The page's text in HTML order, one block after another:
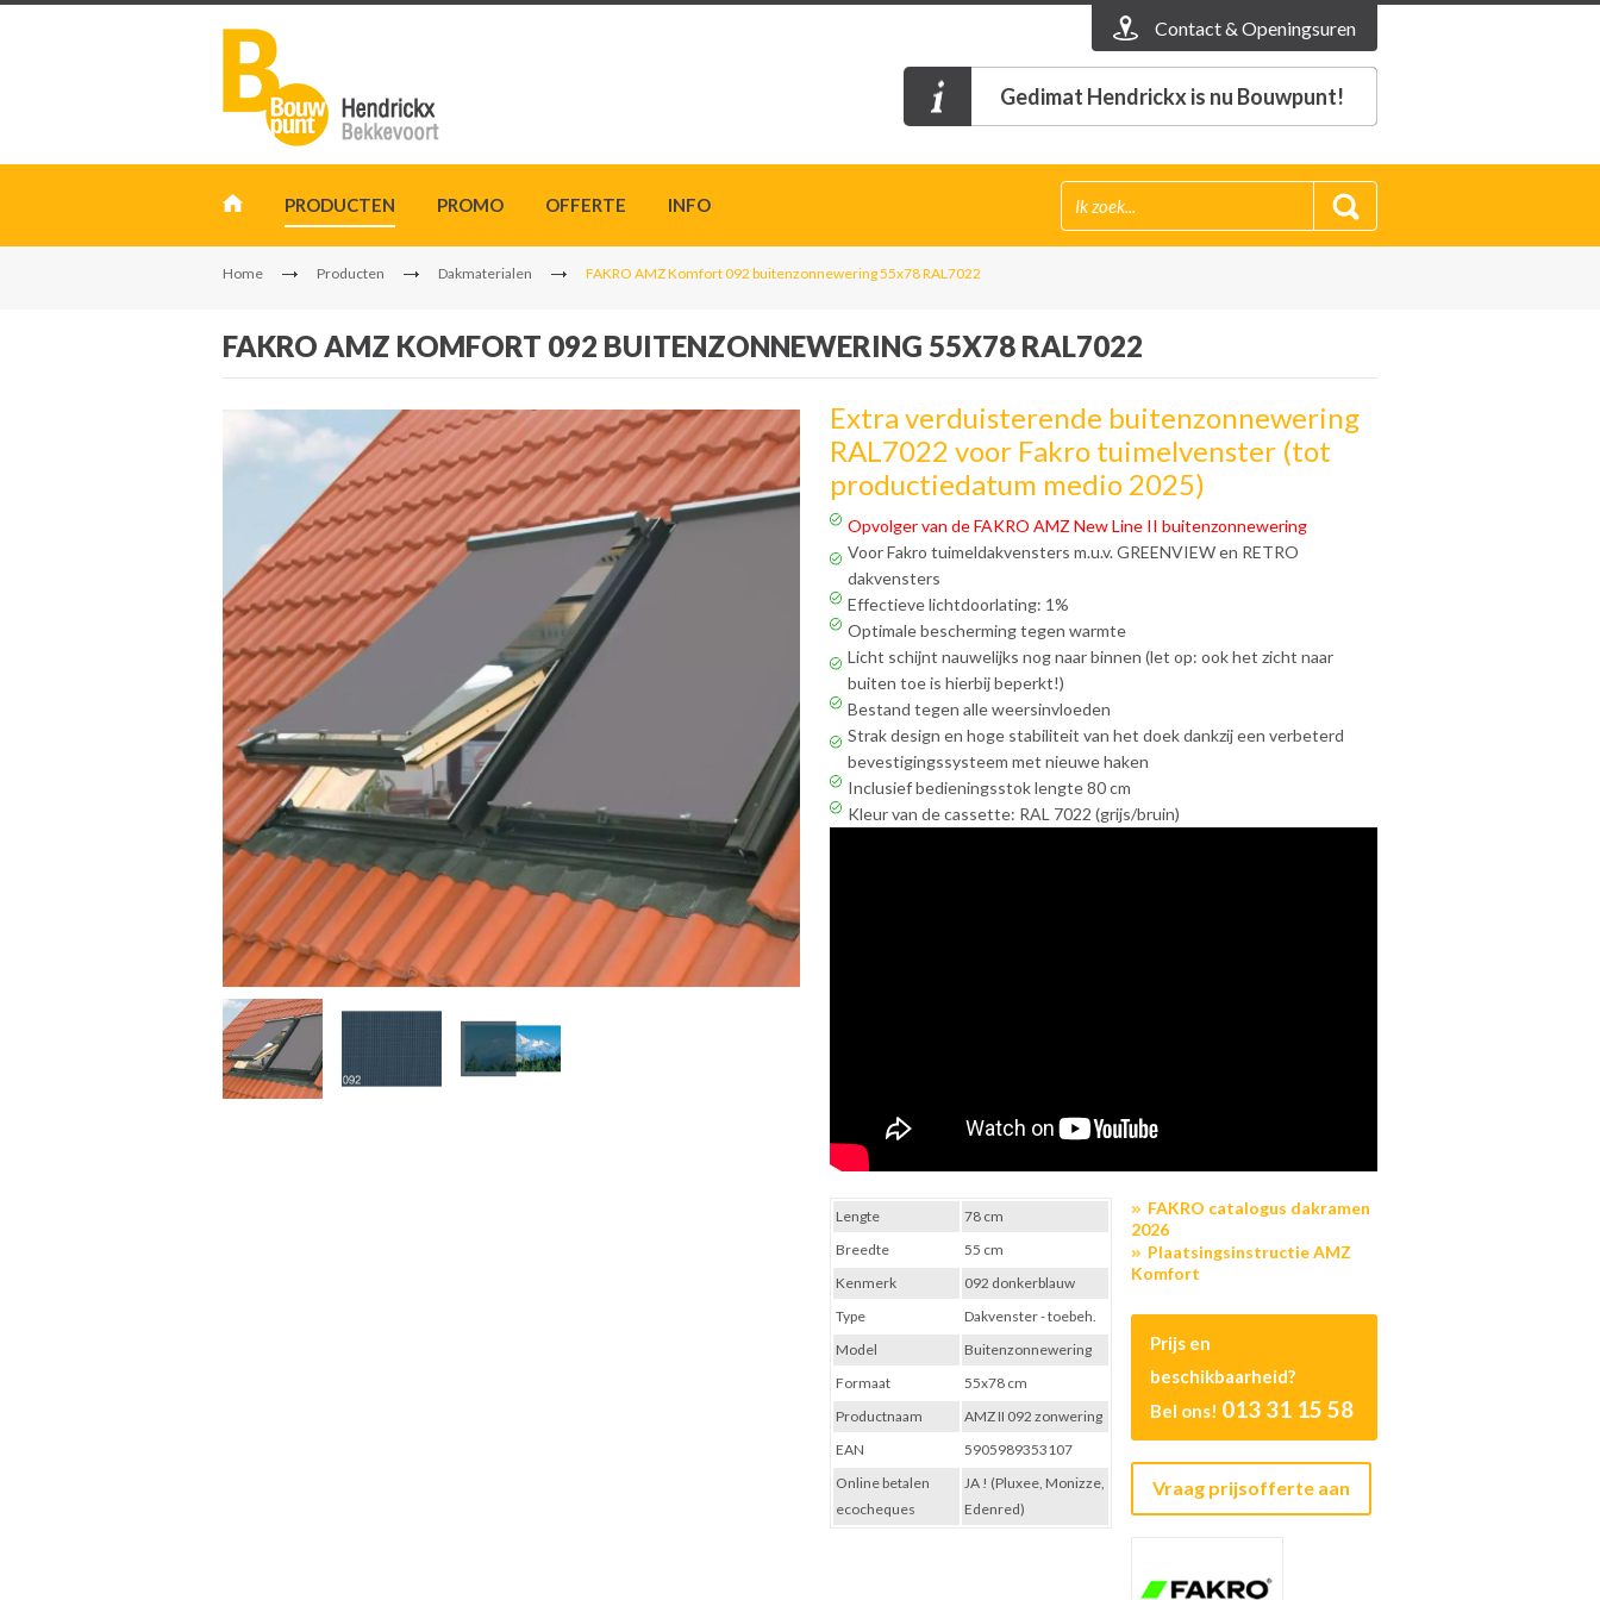
Contact & Openingsuren
Gedimat Hendrickx is nu Bouwpunt!
PRODUCTEN PROMO OFFERTE INFO
Home Producten Dakmaterialen FAKRO AMZ Komfort 092 buitenzonnewering 55x78 RAL7022
FAKRO AMZ KOMFORT 092 BUITENZONNEWERING 55X78 RAL7022
Extra verduisterende buitenzonnewering
RAL7022 voor Fakro tuimelvenster (tot
productiedatum medio 2025)
Opvolger van de FAKRO AMZ New Line II buitenzonnewering
Voor Fakro tuimeldakvensters m.u.v. GREENVIEW en RETRO
dakvensters
Effectieve lichtdoorlating: 1%
Optimale bescherming tegen warmte
Licht schijnt nauwelijks nog naar binnen (let op: ook het zicht naar
buiten toe is hierbij beperkt!)
Bestand tegen alle weersinvloeden
Strak design en hoge stabiliteit van het doek dankzij een verbeterd
bevestigingssysteem met nieuwe haken
Inclusief bedieningsstok lengte 80 cm
Kleur van de cassette: RAL 7022 (grijs/bruin)
FAKRO catalogus dakramen
2026
Plaatsingsinstructie AMZ
Komfort
Prijs en
beschikbaarheid?
Bel ons! 013 31 15 58
Vraag prijsofferte aan
Lengte
78 cm
Breedte
55 cm
Kenmerk
092 donkerblauw
Type
Dakvenster - toebeh.
Model
Buitenzonnewering
Formaat
55x78 cm
Productnaam
AMZ II 092 zonwering
EAN
5905989353107
Online betalen
ecocheques
JA ! (Pluxee, Monizze,
Edenred)